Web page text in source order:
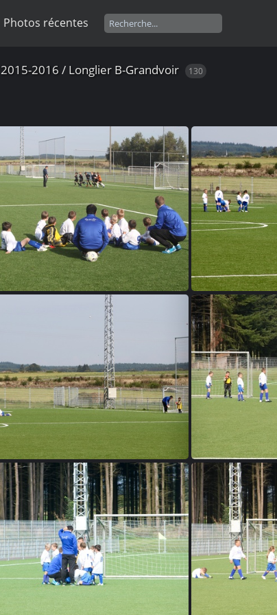
Photos récentes
2015-2016 / Longlier B-Grandvoir 130
IMG 3485